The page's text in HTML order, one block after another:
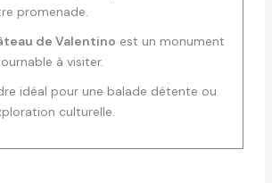
promenade.
de Valentino est un monument
à visiter.
idéal pour une balade détente ou
culturelle.